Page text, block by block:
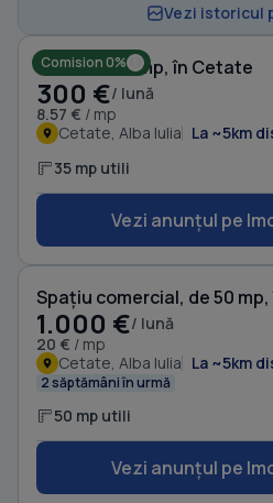
Vezi istoricul
Comision 0%
Birou, de 35 mp, în Cetate
300 €/ lună
8.57 € / mp
Cetate, Alba Iulia La ~5km
35 mp utili
Vezi anunțul pe
Spațiu comercial, de 50
1.000 €/ lună
20 € / mp
Cetate, Alba Iulia La ~5km
2 săptămâni în urmă
50 mp utili
Vezi anunțul pe